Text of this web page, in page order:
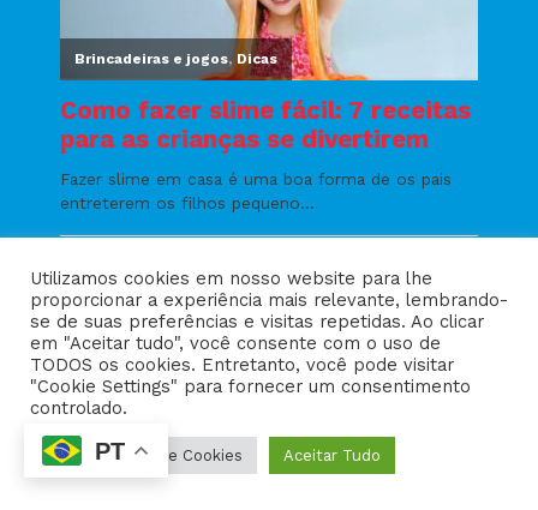
Utilizamos cookies em nosso website para lhe
proporcionar a experiência mais relevante, lembrando-
se de suas preferências e visitas repetidas. Ao clicar
em "Aceitar tudo", você consente com o uso de
TODOS os cookies. Entretanto, você pode visitar
"Cookie Settings" para fornecer um consentimento
controlado.
Configurações de Cookies Aceitar Tudo
PT